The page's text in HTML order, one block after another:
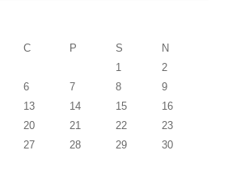
C P S
N
1
2
6 7 8
9
13 14 15
16
20 21 22
23
27 28 29
30